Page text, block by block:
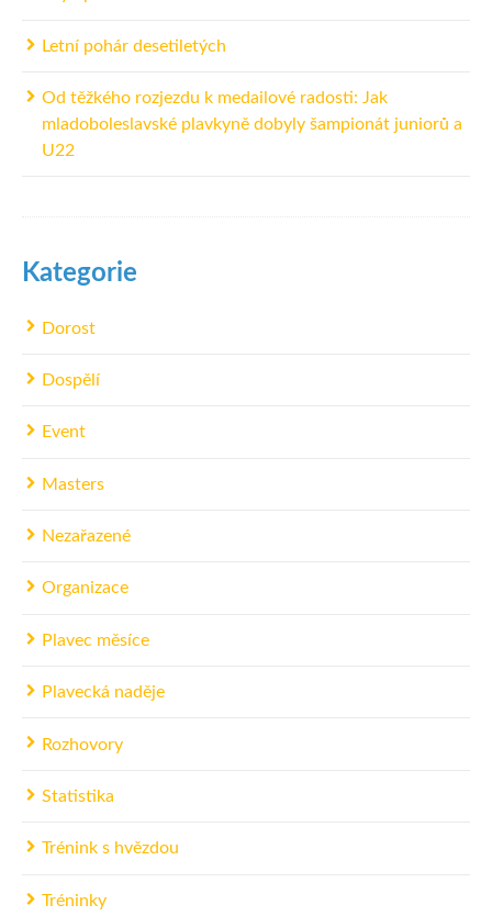
Letní pohár desetiletých
Od těžkého rozjezdu k medailové radosti: Jak
mladoboleslavské plavkyně dobyly šampionát juniorů a
U22
Kategorie
Dorost
Dospělí
Event
Masters
Nezařazené
Organizace
Plavec měsíce
Plavecká naděje
Rozhovory
Statistika
Trénink s hvězdou
Tréninky